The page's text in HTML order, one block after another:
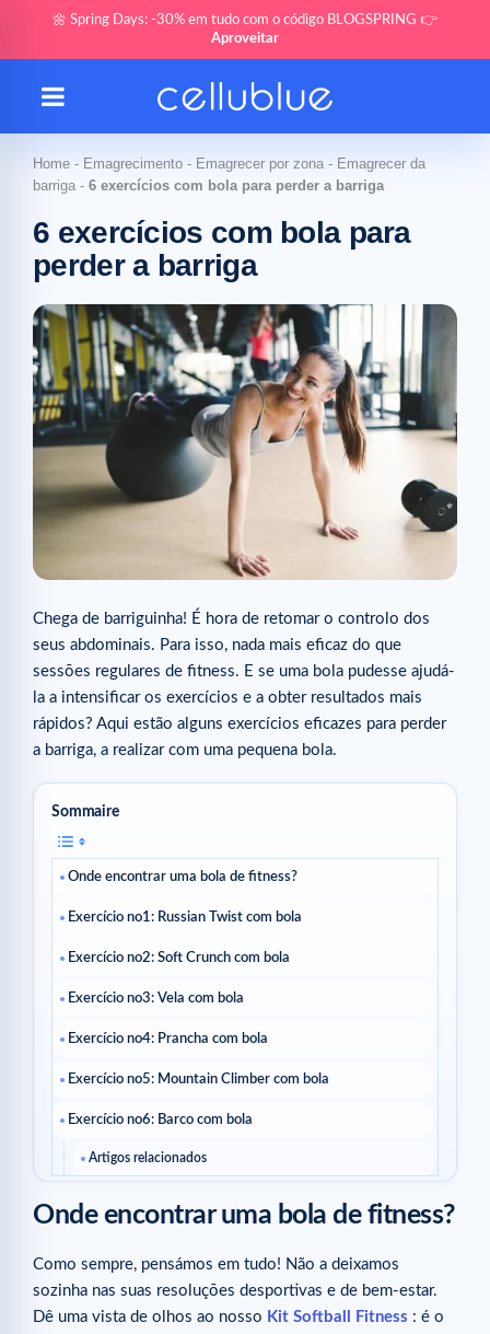
🌼 Spring Days: -30% em tudo com o código BLOGSPRING 👉
Aproveitar
Home - Emagrecimento - Emagrecer por zona - Emagrecer da
barriga - 6 exercícios com bola para perder a barriga
6 exercícios com bola para
perder a barriga
Chega de barriguinha! É hora de retomar o controlo dos
seus abdominais. Para isso, nada mais eficaz do que
sessões regulares de fitness. E se uma bola pudesse ajudá-
la a intensificar os exercícios e a obter resultados mais
rápidos? Aqui estão alguns exercícios eficazes para perder
a barriga, a realizar com uma pequena bola.
Sommaire
Onde encontrar uma bola de fitness?
Exercício no1: Russian Twist com bola
Exercício no2: Soft Crunch com bola
Exercício no3: Vela com bola
Exercício no4: Prancha com bola
Exercício no5: Mountain Climber com bola
Exercício no6: Barco com bola
Artigos relacionados
Onde encontrar uma bola de fitness?
Como sempre, pensámos em tudo! Não a deixamos
sozinha nas suas resoluções desportivas e de bem-estar.
Dê uma vista de olhos ao nosso Kit Softball Fitness : é o